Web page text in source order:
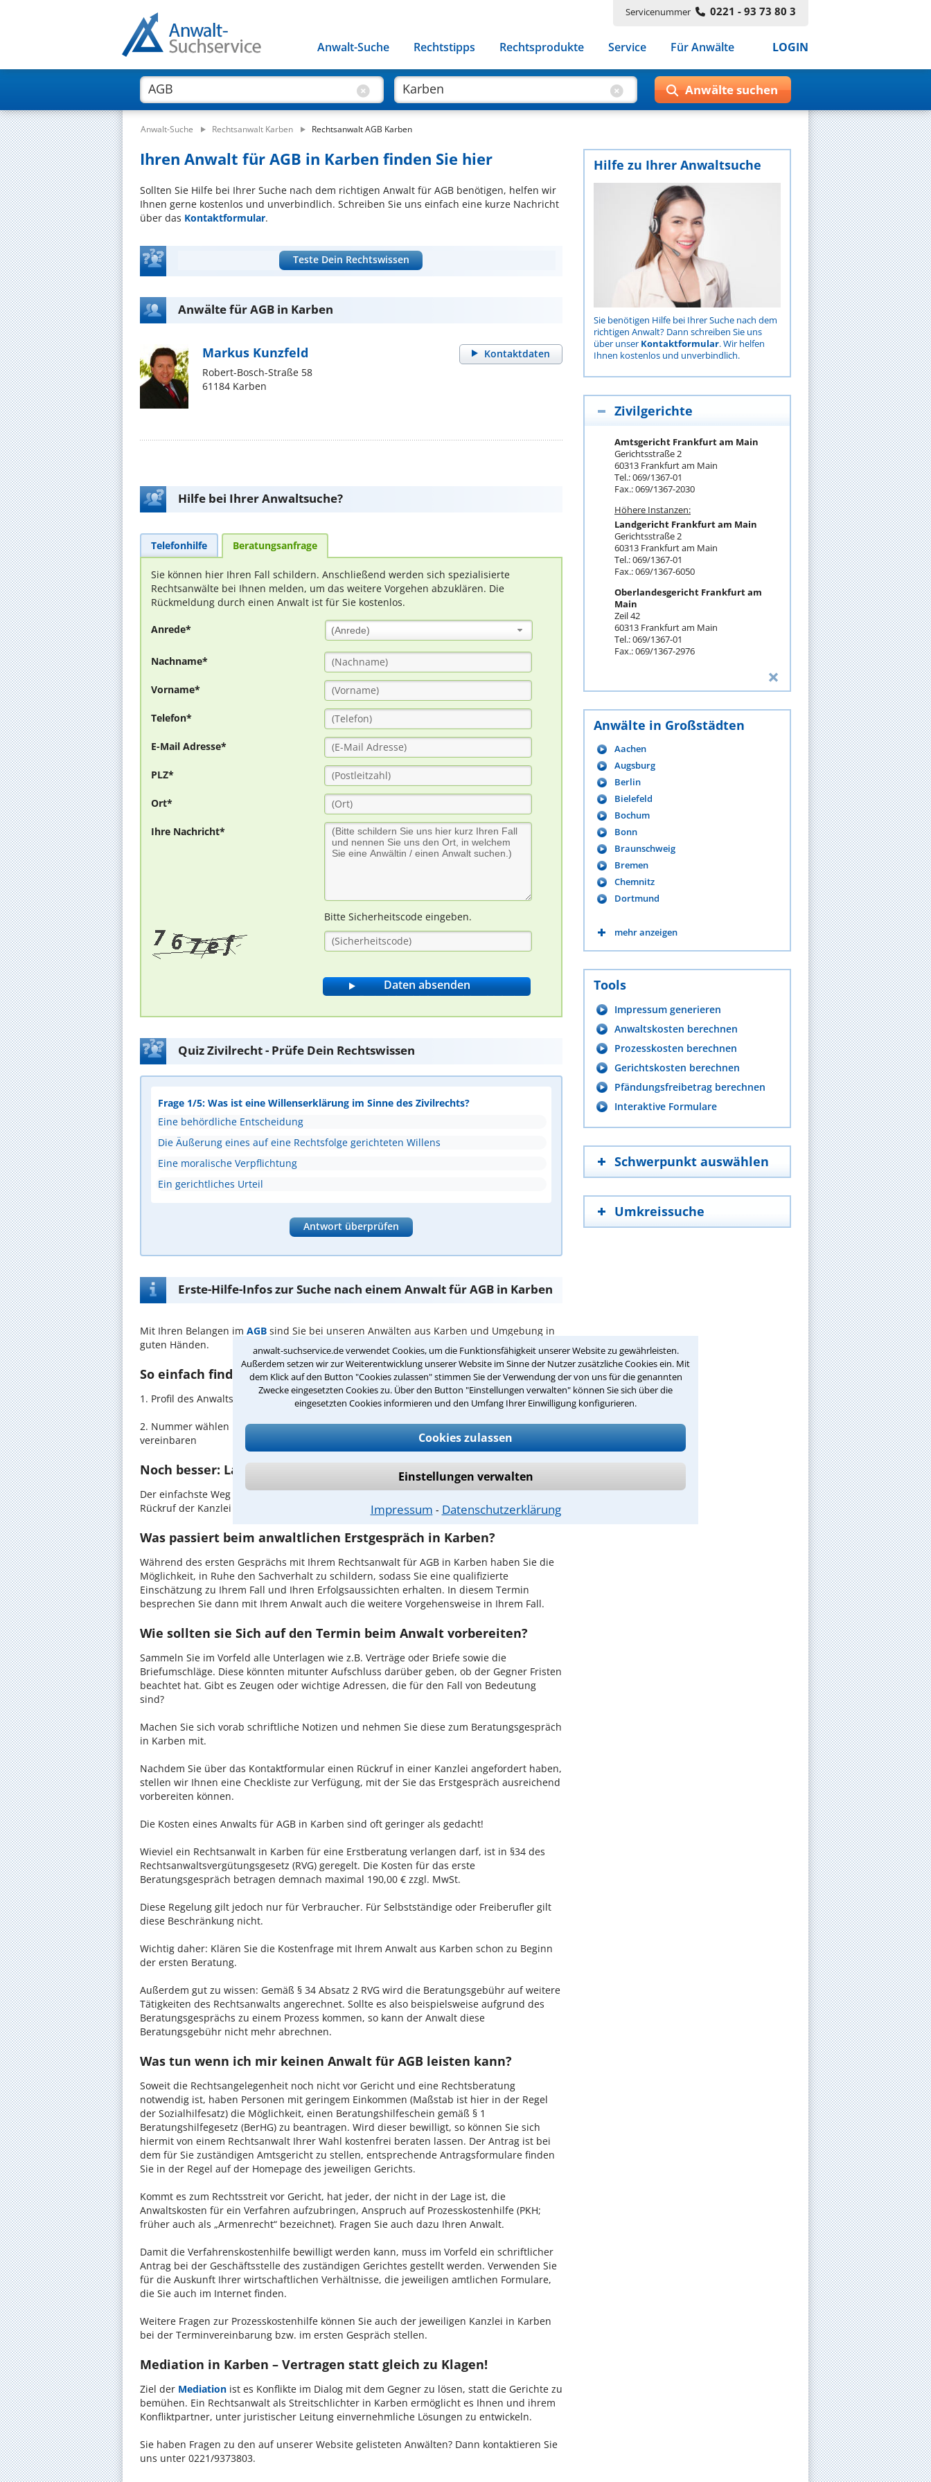
anwalt-suchservice.de verwendet Cookies, um die Funktionsfähigkeit unserer Website zu gewährleisten.
Außerdem setzen wir zur Weiterentwicklung unserer Website im Sinne der Nutzer zusätzliche Cookies ein. Mit
dem Klick auf den Button "Cookies zulassen" stimmen Sie der Verwendung der von uns für die genannten
Zwecke eingesetzten Cookies zu. Über den Button "Einstellungen verwalten" können Sie sich über die
eingesetzten Cookies informieren und den Umfang Ihrer Einwilligung konfigurieren.
Cookies zulassen
Einstellungen verwalten
Impressum ⁃ Datenschutzerklärung
Servicenummer 0221 - 93 73 80 3
Anwalt-Suche Rechtstipps Rechtsprodukte Service Für Anwälte LOGIN
Anwalt-Suche Rechtsanwalt Karben Rechtsanwalt AGB Karben
Ihren Anwalt für AGB in Karben finden Sie hier
Sollten Sie Hilfe bei Ihrer Suche nach dem richtigen Anwalt für AGB benötigen, helfen wir
Ihnen gerne kostenlos und unverbindlich. Schreiben Sie uns einfach eine kurze Nachricht
über das Kontaktformular.
Teste Dein Rechtswissen
Anwälte für AGB in Karben
Kontaktdaten
Markus Kunzfeld
Robert-Bosch-Straße 58
61184 Karben
Hilfe bei Ihrer Anwaltsuche?
Telefonhilfe Beratungsanfrage
Sie können hier Ihren Fall schildern. Anschließend werden sich spezialisierte
Rechtsanwälte bei Ihnen melden, um das weitere Vorgehen abzuklären. Die
Rückmeldung durch einen Anwalt ist für Sie kostenlos.
Anrede* (Anrede)
Nachname*
Vorname*
Telefon*
E-Mail Adresse*
PLZ*
Ort*
Ihre Nachricht*
Bitte Sicherheitscode eingeben.
Quiz Zivilrecht - Prüfe Dein Rechtswissen
Frage 1/5: Was ist eine Willenserklärung im Sinne des Zivilrechts?
Eine behördliche Entscheidung
Die Äußerung eines auf eine Rechtsfolge gerichteten Willens
Eine moralische Verpflichtung
Ein gerichtliches Urteil
Antwort überprüfen
Erste-Hilfe-Infos zur Suche nach einem Anwalt für AGB in Karben
Mit Ihren Belangen im AGB sind Sie bei unseren Anwälten aus Karben und Umgebung in
guten Händen.
So einfach finden Sie den passenden Anwalt für AGB in Karben:
1. Profil des Anwalts für AGB in Ihrer Umgebung auswählen
2. Nummer wählen und direkt mit der Kanzlei in Karben einen Beratungstermin
vereinbaren
Noch besser: Lassen Sie sich zurückrufen
Der einfachste Weg zum Anwalt in Karben ist es, über unser Kontaktformular einen
Rückruf der Kanzlei anzufordern - probieren Sie es gleich aus.
Was passiert beim anwaltlichen Erstgespräch in Karben?
Während des ersten Gesprächs mit Ihrem Rechtsanwalt für AGB in Karben haben Sie die
Möglichkeit, in Ruhe den Sachverhalt zu schildern, sodass Sie eine qualifizierte
Einschätzung zu Ihrem Fall und Ihren Erfolgsaussichten erhalten. In diesem Termin
besprechen Sie dann mit Ihrem Anwalt auch die weitere Vorgehensweise in Ihrem Fall.
Wie sollten sie Sich auf den Termin beim Anwalt vorbereiten?
Sammeln Sie im Vorfeld alle Unterlagen wie z.B. Verträge oder Briefe sowie die
Briefumschläge. Diese könnten mitunter Aufschluss darüber geben, ob der Gegner Fristen
beachtet hat. Gibt es Zeugen oder wichtige Adressen, die für den Fall von Bedeutung
sind?
Machen Sie sich vorab schriftliche Notizen und nehmen Sie diese zum Beratungsgespräch
in Karben mit.
Nachdem Sie über das Kontaktformular einen Rückruf in einer Kanzlei angefordert haben,
stellen wir Ihnen eine Checkliste zur Verfügung, mit der Sie das Erstgespräch ausreichend
vorbereiten können.
Die Kosten eines Anwalts für AGB in Karben sind oft geringer als gedacht!
Wieviel ein Rechtsanwalt in Karben für eine Erstberatung verlangen darf, ist in §34 des
Rechtsanwaltsvergütungsgesetz (RVG) geregelt. Die Kosten für das erste
Beratungsgespräch betragen demnach maximal 190,00 € zzgl. MwSt.
Diese Regelung gilt jedoch nur für Verbraucher. Für Selbstständige oder Freiberufler gilt
diese Beschränkung nicht.
Wichtig daher: Klären Sie die Kostenfrage mit Ihrem Anwalt aus Karben schon zu Beginn
der ersten Beratung.
Außerdem gut zu wissen: Gemäß § 34 Absatz 2 RVG wird die Beratungsgebühr auf weitere
Tätigkeiten des Rechtsanwalts angerechnet. Sollte es also beispielsweise aufgrund des
Beratungsgesprächs zu einem Prozess kommen, so kann der Anwalt diese
Beratungsgebühr nicht mehr abrechnen.
Was tun wenn ich mir keinen Anwalt für AGB leisten kann?
Soweit die Rechtsangelegenheit noch nicht vor Gericht und eine Rechtsberatung
notwendig ist, haben Personen mit geringem Einkommen (Maßstab ist hier in der Regel
der Sozialhilfesatz) die Möglichkeit, einen Beratungshilfeschein gemäß § 1
Beratungshilfegesetz (BerHG) zu beantragen. Wird dieser bewilligt, so können Sie sich
hiermit von einem Rechtsanwalt Ihrer Wahl kostenfrei beraten lassen. Der Antrag ist bei
dem für Sie zuständigen Amtsgericht zu stellen, entsprechende Antragsformulare finden
Sie in der Regel auf der Homepage des jeweiligen Gerichts.
Kommt es zum Rechtsstreit vor Gericht, hat jeder, der nicht in der Lage ist, die
Anwaltskosten für ein Verfahren aufzubringen, Anspruch auf Prozesskostenhilfe (PKH;
früher auch als „Armenrecht“ bezeichnet). Fragen Sie auch dazu Ihren Anwalt.
Damit die Verfahrenskostenhilfe bewilligt werden kann, muss im Vorfeld ein schriftlicher
Antrag bei der Geschäftsstelle des zuständigen Gerichtes gestellt werden. Verwenden Sie
für die Auskunft Ihrer wirtschaftlichen Verhältnisse, die jeweiligen amtlichen Formulare,
die Sie auch im Internet finden.
Weitere Fragen zur Prozesskostenhilfe können Sie auch der jeweiligen Kanzlei in Karben
bei der Terminvereinbarung bzw. im ersten Gespräch stellen.
Mediation in Karben – Vertragen statt gleich zu Klagen!
Ziel der Mediation ist es Konflikte im Dialog mit dem Gegner zu lösen, statt die Gerichte zu
bemühen. Ein Rechtsanwalt als Streitschlichter in Karben ermöglicht es Ihnen und ihrem
Konfliktpartner, unter juristischer Leitung einvernehmliche Lösungen zu entwickeln.
Sie haben Fragen zu den auf unserer Website gelisteten Anwälten? Dann kontaktieren Sie
uns unter 0221/9373803.
Hilfe zu Ihrer Anwaltsuche
Sie benötigen Hilfe bei Ihrer Suche nach dem
richtigen Anwalt? Dann schreiben Sie uns
über unser Kontaktformular. Wir helfen
Ihnen kostenlos und unverbindlich.
Zivilgerichte
Amtsgericht Frankfurt am Main
Gerichtsstraße 2
60313 Frankfurt am Main
Tel.: 069/1367-01
Fax.: 069/1367-2030
Höhere Instanzen:
Landgericht Frankfurt am Main
Gerichtsstraße 2
60313 Frankfurt am Main
Tel.: 069/1367-01
Fax.: 069/1367-6050
Oberlandesgericht Frankfurt am
Main
Zeil 42
60313 Frankfurt am Main
Tel.: 069/1367-01
Fax.: 069/1367-2976
Anwälte in Großstädten
Aachen
Augsburg
Berlin
Bielefeld
Bochum
Bonn
Braunschweig
Bremen
Chemnitz
Dortmund
mehr anzeigen
Tools
Impressum generieren
Anwaltskosten berechnen
Prozesskosten berechnen
Gerichtskosten berechnen
Pfändungsfreibetrag berechnen
Interaktive Formulare
Schwerpunkt auswählen
Umkreissuche